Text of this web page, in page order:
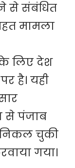
से संबंधित
मामला
लिए देश
है। यही
से पंजाब
चुकी
गया।